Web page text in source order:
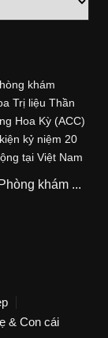
khám
Trị liệu Thần
Hoa Kỳ (ACC)
kỷ niệm 20
tại Việt Nam
khám ...
& Con cái